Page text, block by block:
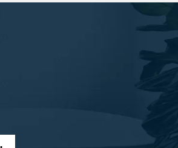
מאמרים
צור